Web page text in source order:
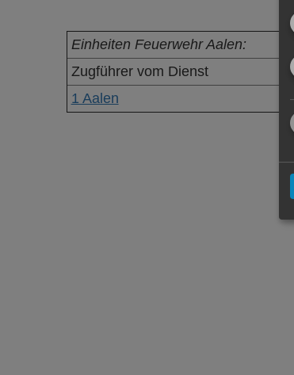
Einheiten Feuerwehr Aalen:
Zugführer vom Dienst
1 Aalen